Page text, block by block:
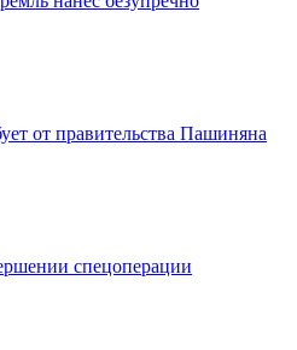
от правительства Пашиняна
спецоперации